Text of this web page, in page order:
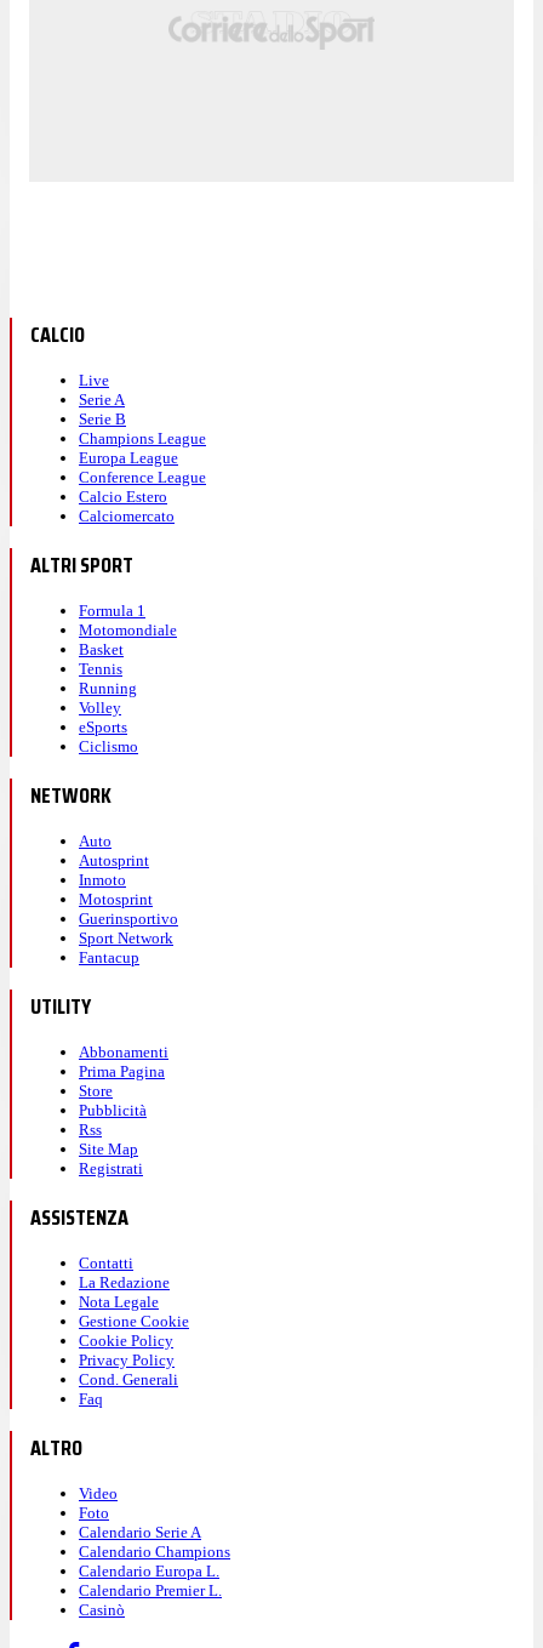
CALCIO
Live
Serie A
Serie B
Champions League
Europa League
Conference League
Calcio Estero
Calciomercato
ALTRI SPORT
Formula 1
Motomondiale
Basket
Tennis
Running
Volley
eSports
Ciclismo
NETWORK
Auto
Autosprint
Inmoto
Motosprint
Guerinsportivo
Sport Network
Fantacup
UTILITY
Abbonamenti
Prima Pagina
Store
Pubblicità
Rss
Site Map
Registrati
ASSISTENZA
Contatti
La Redazione
Nota Legale
Gestione Cookie
Cookie Policy
Privacy Policy
Cond. Generali
Faq
ALTRO
Video
Foto
Calendario Serie A
Calendario Champions
Calendario Europa L.
Calendario Premier L.
Casinò